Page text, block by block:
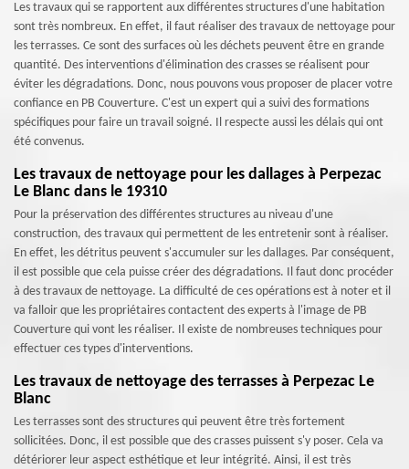
Les travaux qui se rapportent aux différentes structures d'une habitation
sont très nombreux. En effet, il faut réaliser des travaux de nettoyage pour
les terrasses. Ce sont des surfaces où les déchets peuvent être en grande
quantité. Des interventions d'élimination des crasses se réalisent pour
éviter les dégradations. Donc, nous pouvons vous proposer de placer votre
confiance en PB Couverture. C'est un expert qui a suivi des formations
spécifiques pour faire un travail soigné. Il respecte aussi les délais qui ont
été convenus.
Les travaux de nettoyage pour les dallages à Perpezac
Le Blanc dans le 19310
Pour la préservation des différentes structures au niveau d'une
construction, des travaux qui permettent de les entretenir sont à réaliser.
En effet, les détritus peuvent s'accumuler sur les dallages. Par conséquent,
il est possible que cela puisse créer des dégradations. Il faut donc procéder
à des travaux de nettoyage. La difficulté de ces opérations est à noter et il
va falloir que les propriétaires contactent des experts à l'image de PB
Couverture qui vont les réaliser. Il existe de nombreuses techniques pour
effectuer ces types d'interventions.
Les travaux de nettoyage des terrasses à Perpezac Le
Blanc
Les terrasses sont des structures qui peuvent être très fortement
sollicitées. Donc, il est possible que des crasses puissent s'y poser. Cela va
détériorer leur aspect esthétique et leur intégrité. Ainsi, il est très